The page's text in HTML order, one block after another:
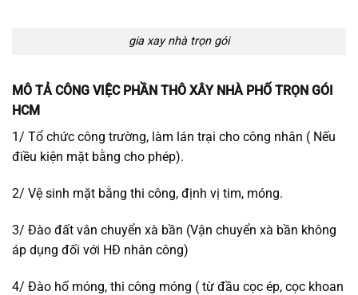
gia xay nhà trọn gói
MÔ TẢ CÔNG VIỆC PHẦN THÔ XÂY NHÀ PHỐ TRỌN GÓI
HCM
1/ Tổ chức công trường, làm lán trại cho công nhân ( Nếu
điều kiện mặt bằng cho phép).
2/ Vệ sinh mặt bằng thi công, định vị tim, móng.
3/ Đào đất vân chuyển xà bần (Vận chuyển xà bần không
áp dụng đối với HĐ nhân công)
4/ Đào hố móng, thi công móng ( từ đầu cọc ép, cọc khoan